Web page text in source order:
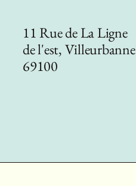
11 Rue de La Ligne
de l'est, Villeurbanne
69100